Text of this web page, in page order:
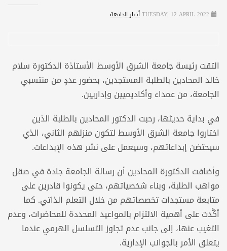
TUESDAY, 12 APRIL 2022أخبار الجامعة
التقت رئيسة جامعة الشرق الأوسط الأستاذة الدكتورة سلام
خالد المحادين بالطلبة المستجدين، بحضور عددٍ من منتسبي
الجامعة، من عمداء وأكاديميين وإداريين.
في بداية حديثها، رحبت الدكتور المحادين بالطلبة الذين
اختاروا جامعة الشرق الأوسط لتكون منزلهم الثاني، الذي
سيحتضن إبداعاتهم، وسيعمل على نشر هذه الإبداعات.
وأضافت الدكتورة المحادين أن رسالة الجامعة جادة في صقل
مواهب الطلبة، وبناء شخصياتهم، حتى يكونوا قادرين على
متابعة مستجدات تخصصاتهم من خلال التعلم الذاتي. كما
أكَّدت على أهمية الالتزام بالمواعيد المحددة للمحاضرات، وعدم
التغيب عنها، إلى جانب عدم تجاوز التسلسل الهرمي عندما
يتعلق الأمر بالجوانب الإدارية.